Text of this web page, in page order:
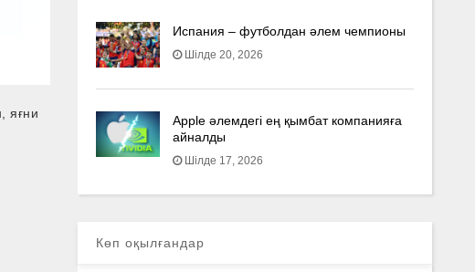
яғни
Испания – футболдан әлем чемпионы
Шілде 20, 2026
Apple әлемдегі ең қымбат компанияға
айналды
Шілде 17, 2026
Көп оқылғандар